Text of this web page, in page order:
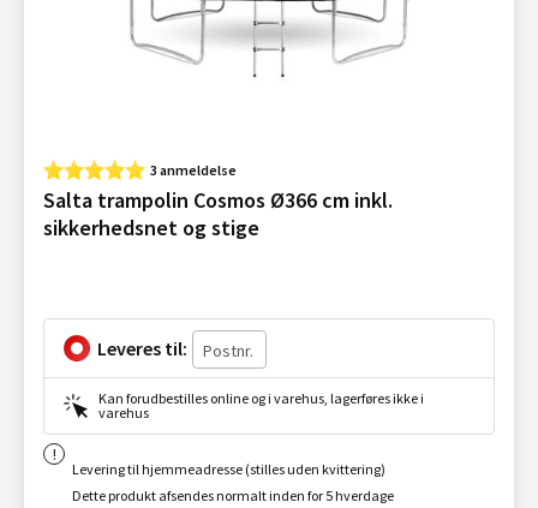
3 anmeldelse
Salta trampolin Cosmos Ø366 cm inkl.
sikkerhedsnet og stige
Leveres til:
Kan forudbestilles online og i varehus, lagerføres ikke i
varehus
Levering til hjemmeadresse (stilles uden kvittering)
Dette produkt afsendes normalt inden for 5 hverdage